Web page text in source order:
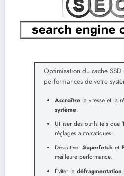
Optimisation du cache
performances de votre
Accroître la vitesse et la
système.
Utiliser des outils tels que
réglages automatiques.
Désactiver Superfetch et
meilleure performance.
Éviter la défragmentation